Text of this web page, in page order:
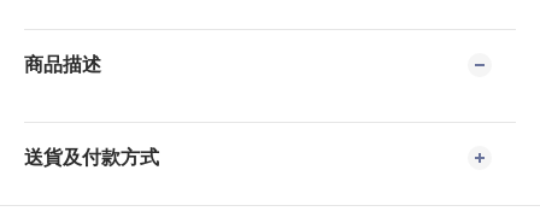
商品描述
送貨及付款方式